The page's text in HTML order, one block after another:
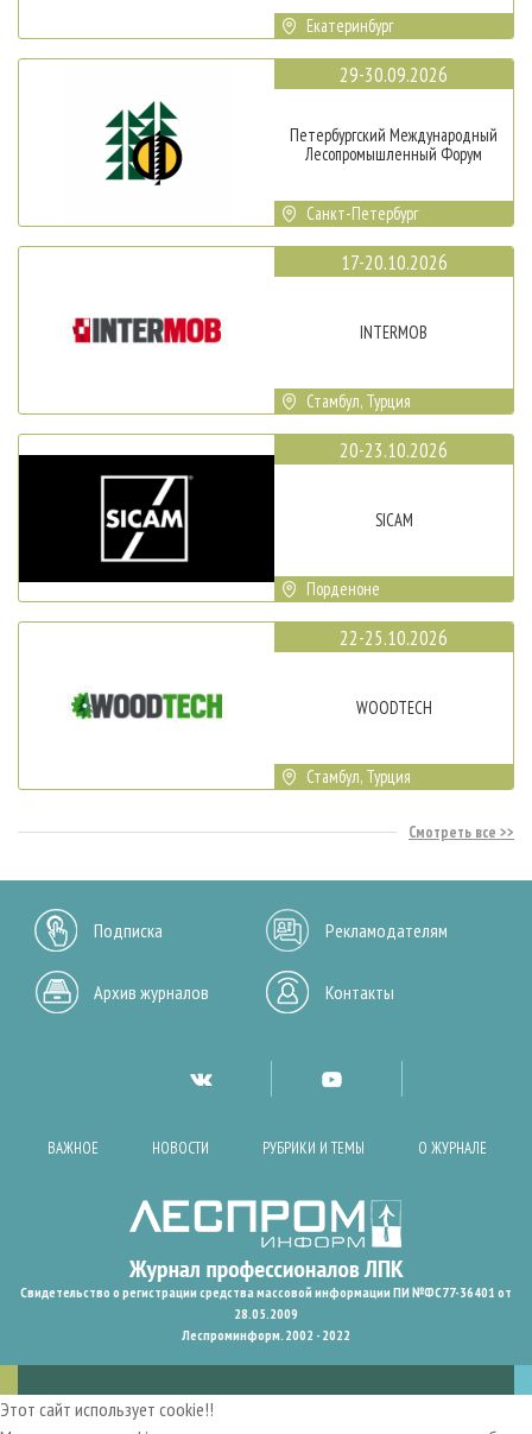
Екатеринбург
29-30.09.2026
Петербургский Международный
Лесопромышленный Форум
Санкт-Петербург
17-20.10.2026
INTERMOB
Стамбул, Турция
20-23.10.2026
SICAM
Порденоне
22-25.10.2026
WOODTECH
Стамбул, Турция
Смотреть все
Подписка Рекламодателям
Архив журналов Контакты
ВАЖНОЕ НОВОСТИ РУБРИКИ И ТЕМЫ О ЖУРНАЛЕ
Свидетельство о регистрации средства массовой информации ПИ №ФС77-36401 от
28.05.2009
Леспроминформ. 2002 - 2022
Этот сайт использует cookie!!